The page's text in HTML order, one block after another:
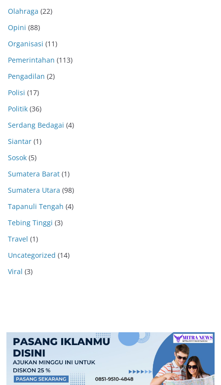
Olahraga (22)
Opini (88)
Organisasi (11)
Pemerintahan (113)
Pengadilan (2)
Polisi (17)
Politik (36)
Serdang Bedagai (4)
Siantar (1)
Sosok (5)
Sumatera Barat (1)
Sumatera Utara (98)
Tapanuli Tengah (4)
Tebing Tinggi (3)
Travel (1)
Uncategorized (14)
Viral (3)